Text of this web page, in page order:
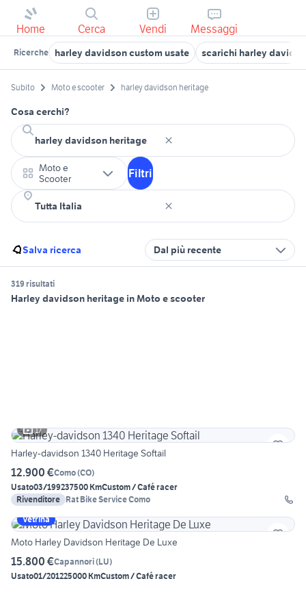
Home Cerca Vendi Messaggi
Ricerche harley davidson custom usate scarichi harley
Subito Moto e scooter harley davidson heritage
Cosa cerchi?
Moto e
Scooter
Filtri
Salva ricerca Dal più recente
319 risultati
Harley davidson heritage in Moto e scooter
17
Harley-davidson 1340 Heritage Softail
12.900 €Como(CO)
Usato03/199237500 KmCustom / Café racer
Rivenditore Rat Bike Service Como
Vetrina
Moto Harley Davidson Heritage De Luxe
15.800 €Capannori(LU)
Usato01/201225000 KmCustom / Café racer